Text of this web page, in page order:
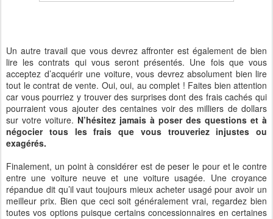
Un autre travail que vous devrez affronter est également de bien
lire les contrats qui vous seront présentés. Une fois que vous
acceptez d’acquérir une voiture, vous devrez absolument bien lire
tout le contrat de vente. Oui, oui, au complet ! Faites bien attention
car vous pourriez y trouver des surprises dont des frais cachés qui
pourraient vous ajouter des centaines voir des milliers de dollars
sur votre voiture. N’hésitez jamais à poser des questions et à
négocier tous les frais que vous trouveriez injustes ou
exagérés.
Finalement, un point à considérer est de peser le pour et le contre
entre une voiture neuve et une voiture usagée. Une croyance
répandue dit qu’il vaut toujours mieux acheter usagé pour avoir un
meilleur prix. Bien que ceci soit généralement vrai, regardez bien
toutes vos options puisque certains concessionnaires en certaines